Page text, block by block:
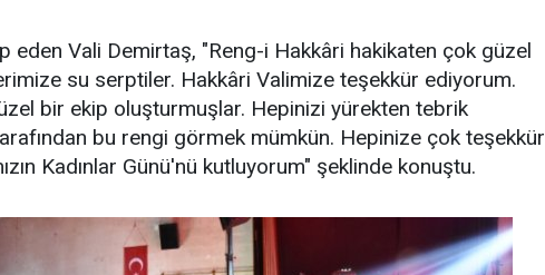
eden Vali Demirtaş, "Reng-i Hakkâri hakikaten çok güzel
su serptiler. Hakkâri Valimize teşekkür ediyorum.
bir ekip oluşturmuşlar. Hepinizi yürekten tebrik
bu rengi görmek mümkün. Hepinize çok teşekkür
Kadınlar Günü'nü kutluyorum" şeklinde konuştu.